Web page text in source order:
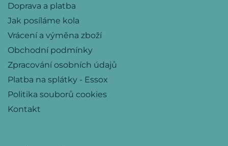
Doprava a platba
Jak posíláme kola
Vrácení a výměna zboží
Obchodní podmínky
Zpracování osobních údajů
Platba na splátky - Essox
Politika souborů cookies
Kontakt